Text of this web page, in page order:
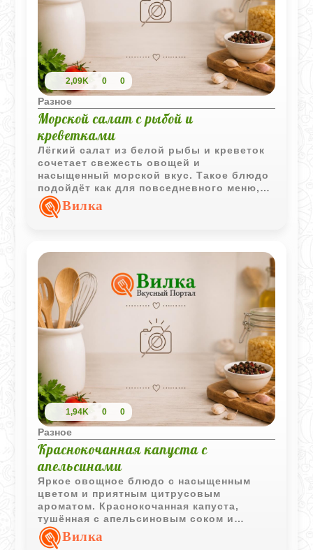
2,09K 0 0
Разное
Морской салат с рыбой и
креветками
Лёгкий салат из белой рыбы и креветок
сочетает свежесть овощей и
насыщенный морской вкус. Такое блюдо
подойдёт как для повседневного меню,
так и для праздничной подачи.
Вилка
1,94K 0 0
Разное
Краснокочанная капуста с
апельсинами
Яркое овощное блюдо с насыщенным
цветом и приятным цитрусовым
ароматом. Краснокочанная капуста,
тушённая с апельсиновым соком и
цедрой, хорошо подходит как
самостоятельная закуска или гарнир к
Вилка